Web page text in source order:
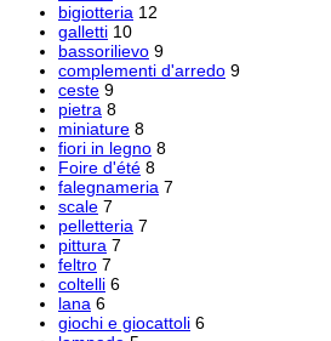
bigiotteria 12
galletti 10
bassorilievo 9
complementi d'arredo 9
ceste 9
pietra 8
miniature 8
fiori in legno 8
Foire d'été 8
falegnameria 7
scale 7
pelletteria 7
pittura 7
feltro 7
coltelli 6
lana 6
giochi e giocattoli 6